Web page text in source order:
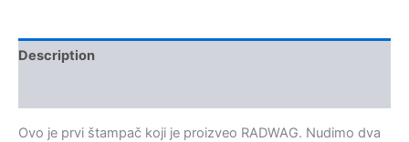
Description
Ovo je prvi štampač koji je proizveo RADWAG. Nudimo dva